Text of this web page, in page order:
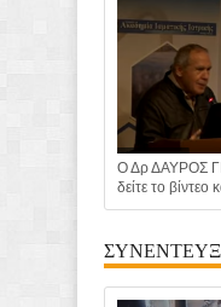
Ο Δρ ΔΑΥΡΟΣ
δείτε το βίντεο